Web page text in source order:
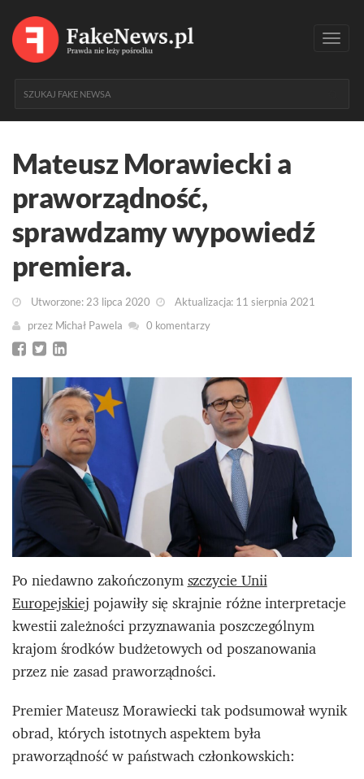
Mateusz Morawiecki a
praworządność,
sprawdzamy wypowiedź
premiera.
Utworzone: 23 lipca 2020
Aktualizacja: 11 sierpnia 2021
przez Michał Pawela 0 komentarzy
Po niedawno zakończonymszczycie Unii
Europejskiejpojawiły się skrajnie różne interpretacje
kwestii zależności przyznawania poszczególnym
krajom środków budżetowych od poszanowania
przez nie zasad praworządności.
Premier Mateusz Morawiecki tak podsumował wynik
obrad, których istotnych aspektem była
praworządność w państwach członkowskich: